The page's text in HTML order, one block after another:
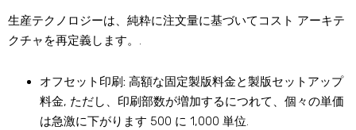
生産テクノロジーは、純粋に注文量に基づいてコスト アーキテ
クチャを再定義します。.
オフセット印刷: 高額な固定製版料金と製版セットアップ
料金, ただし、印刷部数が増加するにつれて、個々の単価
は急激に下がります 500 に 1,000 単位.